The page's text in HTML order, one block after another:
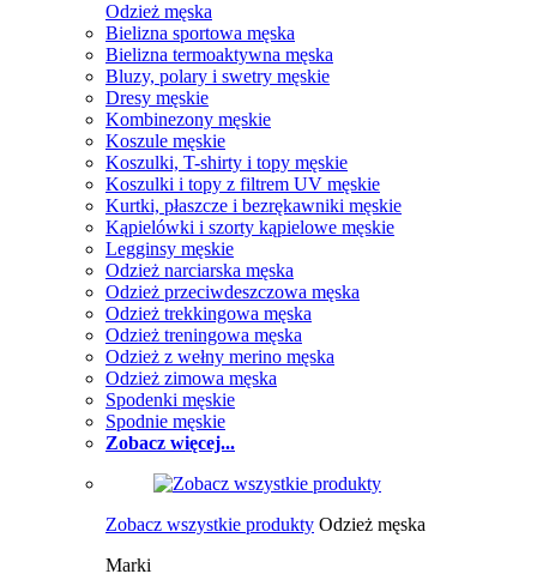
Odzież męska
Bielizna sportowa męska
Bielizna termoaktywna męska
Bluzy, polary i swetry męskie
Dresy męskie
Kombinezony męskie
Koszule męskie
Koszulki, T-shirty i topy męskie
Koszulki i topy z filtrem UV męskie
Kurtki, płaszcze i bezrękawniki męskie
Kąpielówki i szorty kąpielowe męskie
Legginsy męskie
Odzież narciarska męska
Odzież przeciwdeszczowa męska
Odzież trekkingowa męska
Odzież treningowa męska
Odzież z wełny merino męska
Odzież zimowa męska
Spodenki męskie
Spodnie męskie
Zobacz więcej...
Zobacz wszystkie produkty Odzież męska
Marki